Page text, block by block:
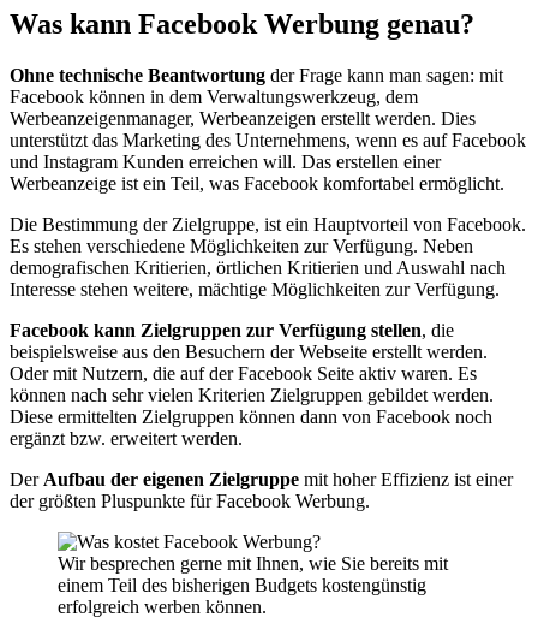
Was kann Facebook Werbung genau?
Ohne technische Beantwortung der Frage kann man sagen: mit
Facebook können in dem Verwaltungswerkzeug, dem
Werbeanzeigenmanager, Werbeanzeigen erstellt werden. Dies
unterstützt das Marketing des Unternehmens, wenn es auf Facebook
und Instagram Kunden erreichen will. Das erstellen einer
Werbeanzeige ist ein Teil, was Facebook komfortabel ermöglicht.
Die Bestimmung der Zielgruppe, ist ein Hauptvorteil von Facebook.
Es stehen verschiedene Möglichkeiten zur Verfügung. Neben
demografischen Kritierien, örtlichen Kritierien und Auswahl nach
Interesse stehen weitere, mächtige Möglichkeiten zur Verfügung.
Facebook kann Zielgruppen zur Verfügung stellen, die
beispielsweise aus den Besuchern der Webseite erstellt werden.
Oder mit Nutzern, die auf der Facebook Seite aktiv waren. Es
können nach sehr vielen Kriterien Zielgruppen gebildet werden.
Diese ermittelten Zielgruppen können dann von Facebook noch
ergänzt bzw. erweitert werden.
Der Aufbau der eigenen Zielgruppe mit hoher Effizienz ist einer
der größten Pluspunkte für Facebook Werbung.
Wir besprechen gerne mit Ihnen, wie Sie bereits mit
einem Teil des bisherigen Budgets kostengünstig
erfolgreich werben können.